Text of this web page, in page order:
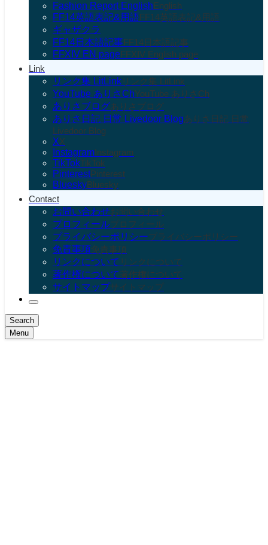
Fashion Report EnglishEnglish
FF14英語表記&用語FF14英語表記&用語
ギャザクラ
FF14日本語記事FF14日本語記事
FFXIV EN pageFFXIV English page
Link
リンク集 LitLink リンク集 LitLink
YouTube ありさChYouTube ありさCh
ありさブログありさブログ
ありさ日記 日常 Livedoor Blogありさ日記 日常
Livedoor Blog
XX
InstagramInstagram
TikTokTikTok
PinterestPinterest
BlueskyBluesky
Contact
お問い合わせお問い合わせ
プロフィールプロフィール
プライバシーポリシープライバシーポリシー
免責事項免責事項
リンクについて リンクについて
著作権について著作権について
サイトマップサイトマップ
Search
Menu